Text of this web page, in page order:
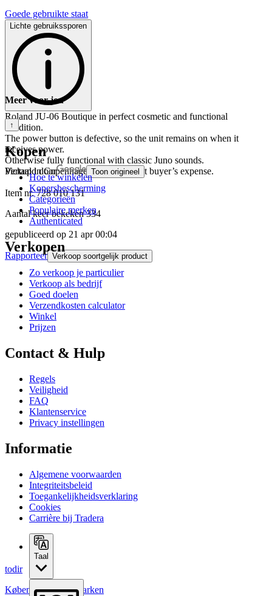
Goede gebruikte staat
Lichte gebruikssporen
Roland JU-06 Boutique in perfect cosmetic and functional
condition.
The power button is defective, so the unit remains on when it
receives power.
Otherwise fully functional with classic Juno sounds.
Pickup in Copenhagen or shipping at buyer’s expense.
Vertaald door Toon origineel
Item nr. 728 010 131
Aantal keer bekeken 334
gepubliceerd op 21 apr 00:04
Rapporteer Verkoop soortgelijk product
todir
København,Denemarken
Meer voor jou
↑
Kopen
Hoe te winkelen
Kopersbescherming
Categorieën
Populaire merken
Authenticated
Verkopen
Zo verkoop je particulier
Verkoop als bedrijf
Goed doelen
Verzendkosten calculator
Winkel
Prijzen
Contact & Hulp
Regels
Veiligheid
FAQ
Klantenservice
Privacy instellingen
Informatie
Algemene voorwaarden
Integriteitsbeleid
Toegankelijkheidsverklaring
Cookies
Carrière bij Tradera
Taal